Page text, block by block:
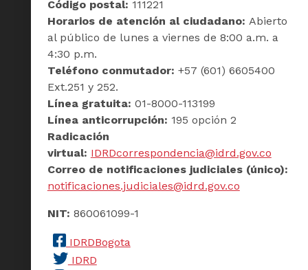
Código postal: 111221
Horarios de atención al ciudadano: Abierto
al público de lunes a viernes de 8:00 a.m. a
4:30 p.m.
Teléfono conmutador: +57 (601) 6605400
Ext.251 y 252.
Línea gratuita: 01-8000-113199
Línea anticorrupción: 195 opción 2
Radicación
virtual: IDRDcorrespondencia@idrd.gov.co
Correo de notificaciones judiciales (único):
notificaciones.judiciales@idrd.gov.co
NIT: 860061099-1
IDRDBogota
IDRD